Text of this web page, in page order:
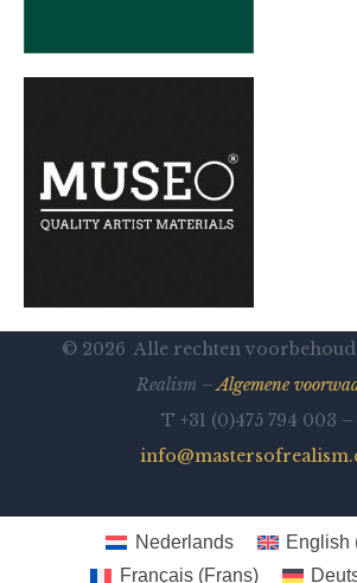
© 2026 Alle rechten
Realism –Algemene
T +31 (0)475 794 003 –
Nederlands English
Français(Frans)